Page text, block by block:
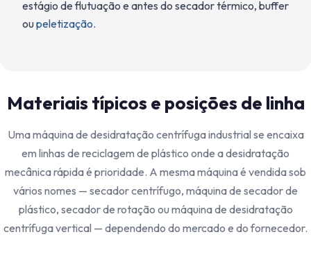
estágio de flutuação e antes do secador térmico, buffer
oupeletização.
Materiais típicos e posições de linha
Uma máquina de desidratação centrífuga industrial se encaixa
em linhas de reciclagem de plástico onde a desidratação
mecânica rápida é prioridade. A mesma máquina é vendida sob
vários nomes — secador centrífugo, máquina de secador de
plástico, secador de rotação ou máquina de desidratação
centrífuga vertical — dependendo do mercado e do fornecedor.